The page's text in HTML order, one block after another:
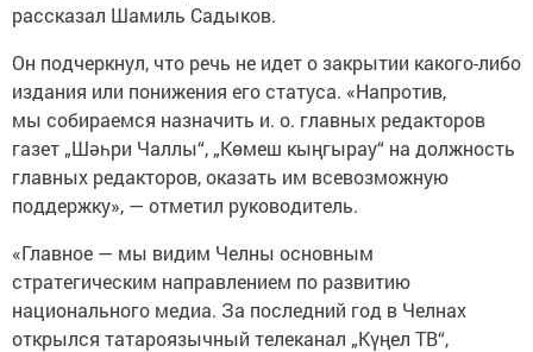
рассказал Шамиль Садыков.
Он подчеркнул, что речь не идет о закрытии какого-либо
издания или понижения его статуса. «Напротив,
мы собираемся назначить и. о. главных редакторов
газет „Шәһри Чаллы“, „Көмеш кыңгырау“ на должность
главных редакторов, оказать им всевозможную
поддержку», — отметил руководитель.
«Главное — мы видим Челны основным
стратегическим направлением по развитию
национального медиа. За последний год в Челнах
открылся татароязычный телеканал „Күңел ТВ“,